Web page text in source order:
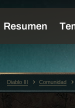
Diablo III Comunidad